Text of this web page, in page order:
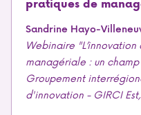
pratiques de
Sandrine Hayo-
Webinaire
managériale : un
Groupement
d'innovation - GIRCI